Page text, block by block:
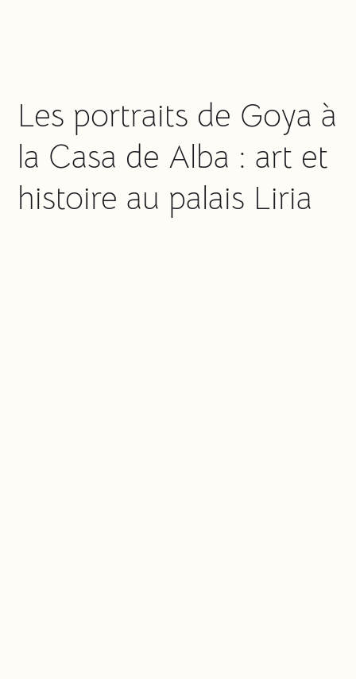
Les portraits de Goya à
la Casa de Alba : art et
histoire au palais Liria